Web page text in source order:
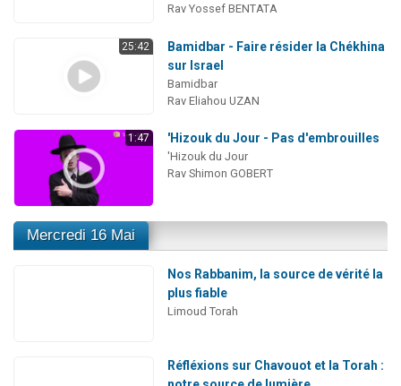
Rav Yossef BENTATA
25:42
Bamidbar - Faire résider la Chékhina
sur Israel
Bamidbar
Rav Eliahou UZAN
1:47 'Hizouk du Jour - Pas d'embrouilles
'Hizouk du Jour
Rav Shimon GOBERT
Mercredi 16 Mai
Nos Rabbanim, la source de vérité la
plus fiable
Limoud Torah
Réfléxions sur Chavouot et la Torah :